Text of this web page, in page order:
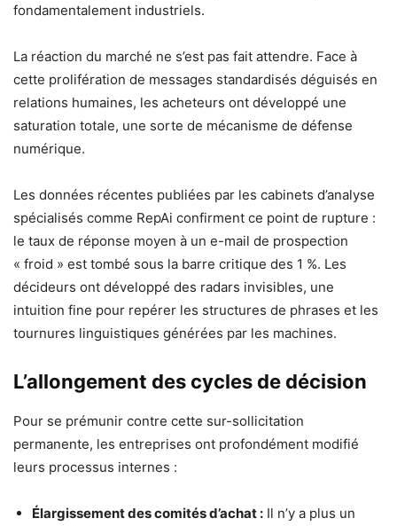
fondamentalement industriels.
La réaction du marché ne s’est pas fait attendre. Face à
cette prolifération de messages standardisés déguisés en
relations humaines, les acheteurs ont développé une
saturation totale, une sorte de mécanisme de défense
numérique.
Les données récentes publiées par les cabinets d’analyse
spécialisés comme RepAi confirment ce point de rupture :
le taux de réponse moyen à un e-mail de prospection
« froid » est tombé sous la barre critique des 1 %. Les
décideurs ont développé des radars invisibles, une
intuition fine pour repérer les structures de phrases et les
tournures linguistiques générées par les machines.
L’allongement des cycles de décision
Pour se prémunir contre cette sur-sollicitation
permanente, les entreprises ont profondément modifié
leurs processus internes :
Élargissement des comités d’achat : Il n’y a plus un